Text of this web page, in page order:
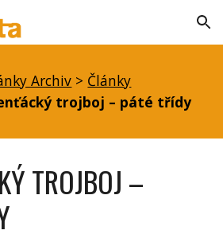
Skip to navigation
Archiv > Články
trojboj – páté třídy
TROJBOJ –